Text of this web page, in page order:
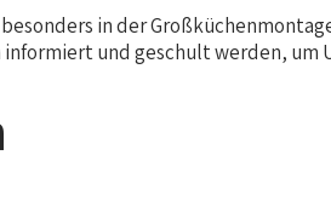
in der
und geschult werden,